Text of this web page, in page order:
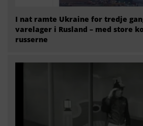
I nat ramte Ukraine for tredje
varelager i Rusland – med store
russerne